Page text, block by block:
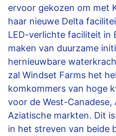
ervoor gekozen om met
haar nieuwe Delta
LED-verlichte faciliteit in
maken van duurzame
hernieuwbare
zal Windset Farms het
komkommers van hoge
voor de West-Canadese,
Aziatische markten. Dit
in het streven van beide